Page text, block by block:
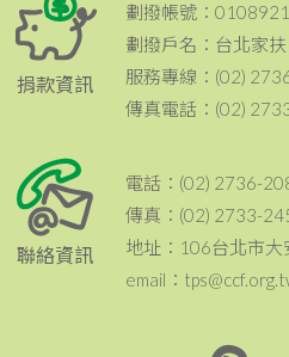
捐款資訊
劃撥帳號：
劃撥戶名：台北家扶
服務專線：(02)
傳真電話：(02)
聯絡資訊
電話：(02) 2736-
傳真：(02) 2733-
地址：106台北市
email：